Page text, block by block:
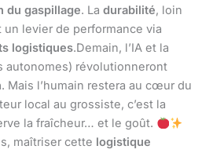
du gaspillage. La durabilité, loin
un levier de performance via
logistiques.Demain, l’IA et la
autonomes) révolutionneront
. Mais l’humain restera au cœur du
local au grossiste, c’est la
la fraîcheur… et le goût.
maîtriser cette logistique